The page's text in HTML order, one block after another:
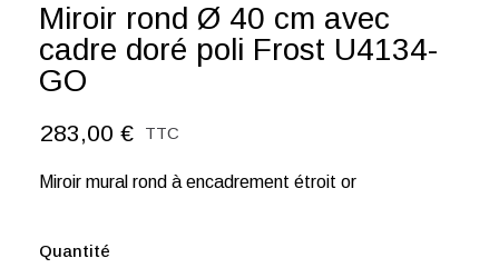
Miroir rond Ø 40 cm avec
cadre doré poli Frost U4134-
GO
283,00 € TTC
Miroir mural rond à encadrement étroit or
Quantité